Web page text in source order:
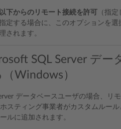
以下からのリモート接続を許可
（指
定する場合に、このオプションを
されます。
SQL Server デ
Windows）
データベースユーザの場合、リ
スティング事業者がカスタムルー
ルに追加されます。